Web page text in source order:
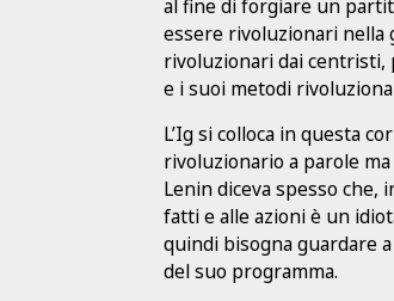
al fine di forgiare un
essere rivoluzionari nella
rivoluzionari dai
e i suoi metodi
L’Ig si colloca in questa
rivoluzionario a parole
Lenin diceva spesso
fatti e alle azioni è un
quindi bisogna guardare
del suo programma.